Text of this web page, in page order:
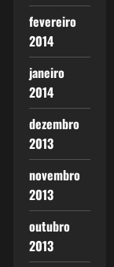
fevereiro
2014
janeiro
2014
dezembro
2013
novembro
2013
outubro
2013